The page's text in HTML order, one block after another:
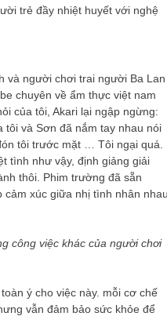
trẻ đầy nhiệt huyết với nghệ
và người chơi trai người Ba Lan
chuyên về ẩm thực việt nam
của tôi, Akari lại ngập ngừng:
tôi và Sơn đã nắm tay nhau nói
tôi trước mặt … Tôi ngại quá.
tình như vậy, định giảng giải
thôi. Phim trường đã sẵn
cảm xúc giữa nhị tình nhân
công việc khác của người chơi
ý cho việc này. mỗi cơ chế
vẫn đảm bảo sức khỏe để